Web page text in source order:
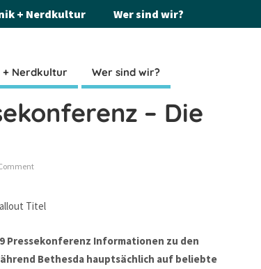
+ Nerdkultur Wer sind wir?
+ Nerdkultur Wer sind wir?
– Die
Pressekonferenz Informationen zu den
Bethesda hauptsächlich auf beliebte